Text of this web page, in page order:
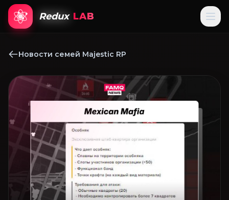
Redux LAB
Новости семей Majestic RP